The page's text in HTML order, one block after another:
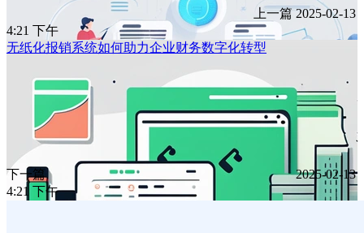
上一篇 2025-02-13
4:21 下午
无纸化报销系统如何助力企业财务数字化转型
下一篇
2025-02-13
4:21 下午